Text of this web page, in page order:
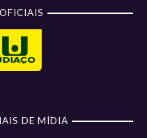
DE MÍDIA